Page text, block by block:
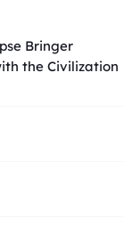
Bringer
the Civilization